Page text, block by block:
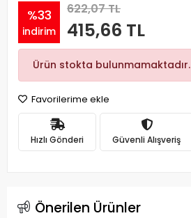
%33
indirim
622,07 TL
415,66 TL
Ürün stokta bulunmamaktadır.
Favorilerime ekle
Hızlı Gönderi Güvenli Alışveriş
Önerilen Ürünler